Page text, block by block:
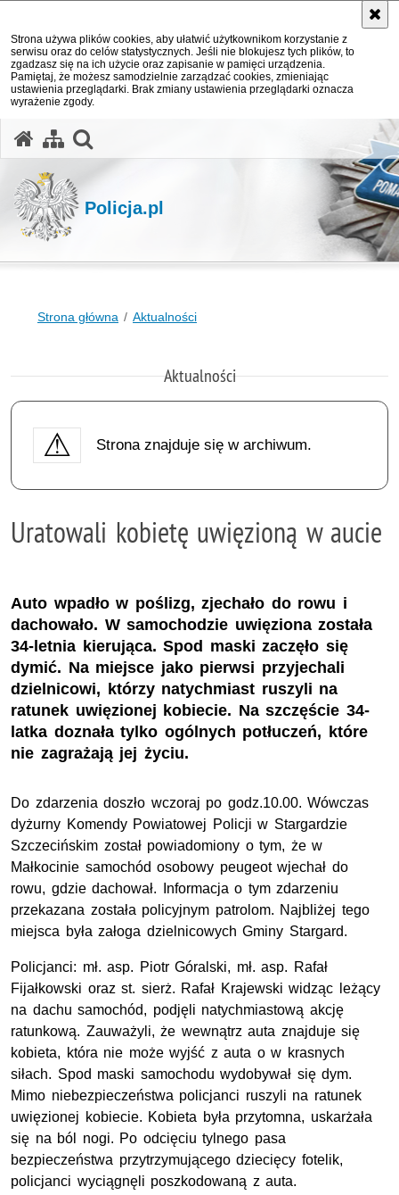
Strona używa plików cookies, aby ułatwić użytkownikom korzystanie z
serwisu oraz do celów statystycznych. Jeśli nie blokujesz tych plików, to
zgadzasz się na ich użycie oraz zapisanie w pamięci urządzenia.
Pamiętaj, że możesz samodzielnie zarządzać cookies, zmieniając
ustawienia przeglądarki. Brak zmiany ustawienia przeglądarki oznacza
wyrażenie zgody.
Policja.pl
Strona główna Aktualności
Aktualności
Strona znajduje się w archiwum.
Uratowali kobietę uwięzioną w aucie
Auto wpadło w poślizg, zjechało do rowu i
dachowało. W samochodzie uwięziona została
34-letnia kierująca. Spod maski zaczęło się
dymić. Na miejsce jako pierwsi przyjechali
dzielnicowi, którzy natychmiast ruszyli na
ratunek uwięzionej kobiecie. Na szczęście 34-
latka doznała tylko ogólnych potłuczeń, które
nie zagrażają jej życiu.
Do zdarzenia doszło wczoraj po godz.10.00. Wówczas
dyżurny Komendy Powiatowej Policji w Stargardzie
Szczecińskim został powiadomiony o tym, że w
Małkocinie samochód osobowy peugeot wjechał do
rowu, gdzie dachował. Informacja o tym zdarzeniu
przekazana została policyjnym patrolom. Najbliżej tego
miejsca była załoga dzielnicowych Gminy Stargard.
Policjanci: mł. asp. Piotr Góralski, mł. asp. Rafał
Fijałkowski oraz st. sierż. Rafał Krajewski widząc leżący
na dachu samochód, podjęli natychmiastową akcję
ratunkową. Zauważyli, że wewnątrz auta znajduje się
kobieta, która nie może wyjść z auta o w krasnych
siłach. Spod maski samochodu wydobywał się dym.
Mimo niebezpieczeństwa policjanci ruszyli na ratunek
uwięzionej kobiecie. Kobieta była przytomna, uskarżała
się na ból nogi. Po odcięciu tylnego pasa
bezpieczeństwa przytrzymującego dziecięcy fotelik,
policjanci wyciągnęli poszkodowaną z auta.